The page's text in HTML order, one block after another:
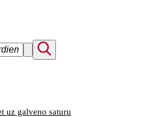
uz galveno saturu